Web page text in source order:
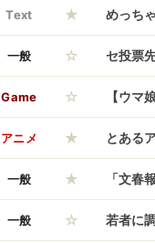
ると話
Text ★ めっち
で？)」
一般 ☆ セ投票
Game ☆ 【ウマ
れ」
アニメ ★ とある
一般 ★ 「文春
模様、
一般 ☆ 若者に